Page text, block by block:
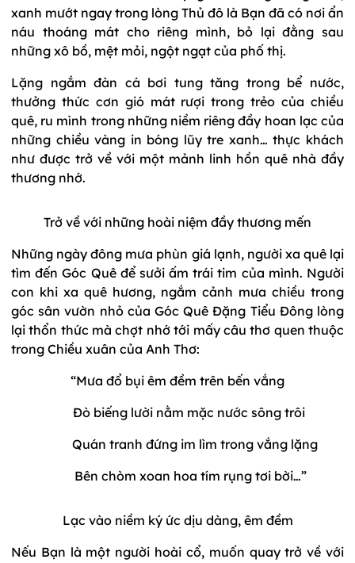
xanh mướt ngay trong lòng Thủ đô là Bạn đã có nơi ẩn
náu thoáng mát cho riêng mình, bỏ lại đằng sau
những xô bồ, mệt mỏi, ngột ngạt của phố thị.
Lặng ngắm đàn cá bơi tung tăng trong bể nước,
thưởng thức cơn gió mát rượi trong trẻo của chiều
quê, ru mình trong những niềm riêng đầy hoan lạc của
những chiều vàng in bóng lũy tre xanh… thực khách
như được trở về với một mảnh linh hồn quê nhà đầy
thương nhớ.
Trở về với những hoài niệm đầy thương mến
Những ngày đông mưa phùn giá lạnh, người xa quê lại
tìm đến Góc Quê để sưởi ấm trái tim của mình. Người
con khi xa quê hương, ngắm cảnh mưa chiều trong
góc sân vườn nhỏ của Góc Quê Đặng Tiểu Đông lòng
lại thổn thức mà chợt nhớ tới mấy câu thơ quen thuộc
trong Chiều xuân của Anh Thơ:
“Mưa đổ bụi êm đềm trên bến vắng
Đò biếng lười nằm mặc nước sông trôi
Quán tranh đứng im lìm trong vắng lặng
Bên chòm xoan hoa tím rụng tơi bời…”
Lạc vào niềm ký ức dịu dàng, êm đềm
Nếu Bạn là một người hoài cổ, muốn quay trở về với